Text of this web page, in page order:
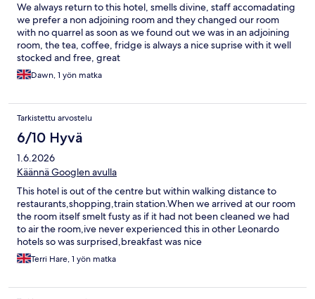
We always return to this hotel, smells divine, staff accomadating
we prefer a non adjoining room and they changed our room
with no quarrel as soon as we found out we was in an adjoining
room, the tea, coffee, fridge is always a nice suprise with it well
stocked and free, great
Dawn, 1 yön matka
Tarkistettu arvostelu
6/10 Hyvä
1.6.2026
Käännä Googlen avulla
This hotel is out of the centre but within walking distance to
restaurants,shopping,train station.When we arrived at our room
the room itself smelt fusty as if it had not been cleaned we had
to air the room,ive never experienced this in other Leonardo
hotels so was surprised,breakfast was nice
Terri Hare, 1 yön matka